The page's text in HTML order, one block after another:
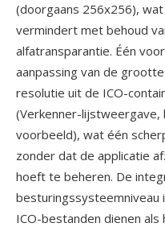
(doorgaans 256x256),
vermindert met behoud
alfatransparantie. Één
aanpassing van de
resolutie uit de ICO-
(Verkenner-
voorbeeld), wat één
zonder dat de applicatie
hoeft te beheren. De
besturingssysteemniveau
ICO-bestanden dienen